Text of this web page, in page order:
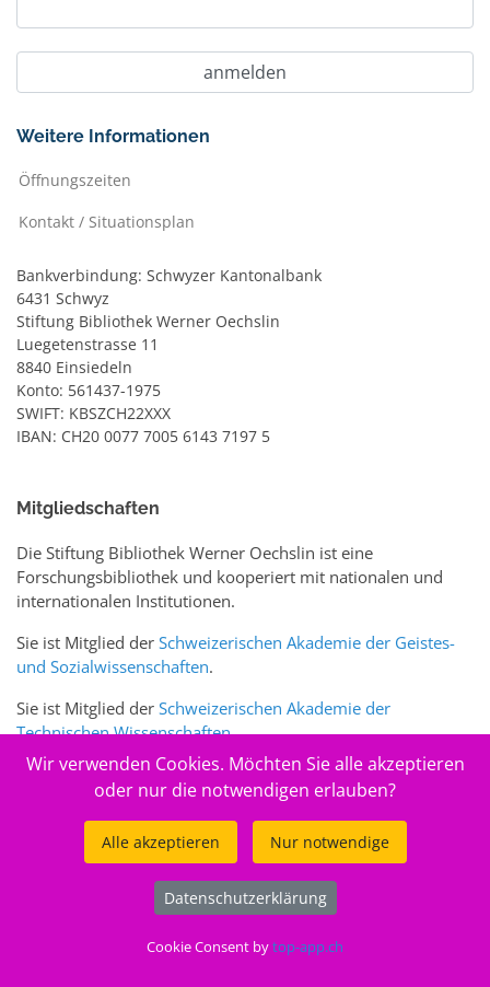
Weitere Informationen
Öffnungszeiten
Kontakt / Situationsplan
Bankverbindung: Schwyzer Kantonalbank
6431 Schwyz
Stiftung Bibliothek Werner Oechslin
Luegetenstrasse 11
8840 Einsiedeln
Konto: 561437-1975
SWIFT: KBSZCH22XXX
IBAN: CH20 0077 7005 6143 7197 5
Mitgliedschaften
Die Stiftung Bibliothek Werner Oechslin ist eine
Forschungsbibliothek und kooperiert mit nationalen und
internationalen Institutionen.
Sie ist Mitglied der Schweizerischen Akademie der Geistes-
und Sozialwissenschaften.
Sie ist Mitglied der Schweizerischen Akademie der
Technischen Wissenschaften.
Sie ist zudem Mitglied des Schweizer Portalswww.sciences-
Stiftung Bibliothek Werner Oechslin
Wir verwenden Cookies. Möchten Sie alle akzeptieren
oder nur die notwendigen erlauben?
Alle akzeptieren Nur notwendige
Datenschutzerklärung
Cookie Consent bytop-app.ch